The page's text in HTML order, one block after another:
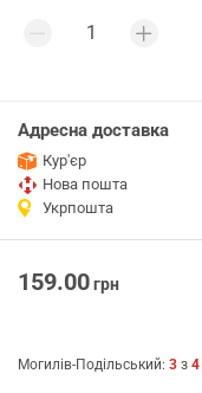
Адресна доставка
Кур'єр
Нова пошта
Укрпошта
159.00грн
Могилів-Подільський: 3 з 4